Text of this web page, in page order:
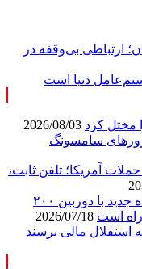
ارتباطی بی‌وقفه در
دنیا است
مختل کرد
در حملات آمریکا؛ تلفن ثابت،
افشای مشخصات شیائومی ۱۸ پرو/ پادشاه جدید با دوربین ۲۰۰
استقلال مالی برسند